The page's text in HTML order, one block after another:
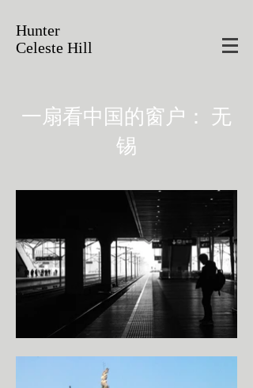
Hunter
Celeste Hill
一扇看中国的窗户： 无
锡